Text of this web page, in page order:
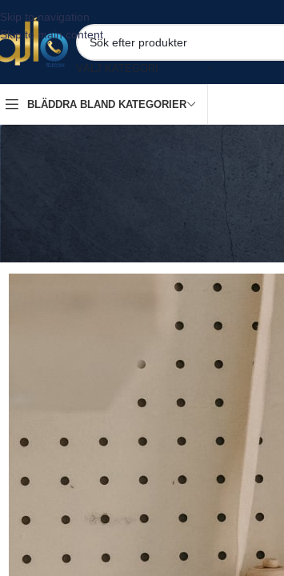
Skip to navigation
Skip to main content
VÄLJ KATEGORI
BLÄDDRA BLAND KATEGORIER